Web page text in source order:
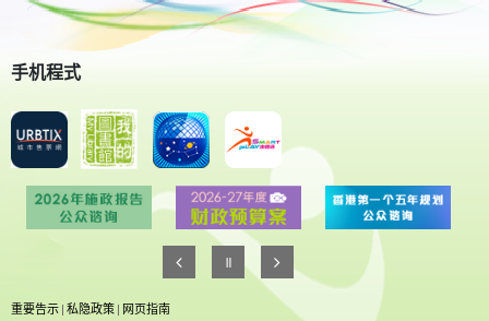
手机程式
重要告示 | 私隐政策 | 网页指南